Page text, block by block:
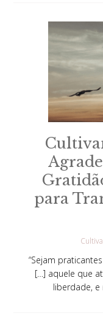
para
“Sejam
[…] aquele que
liberdade, e